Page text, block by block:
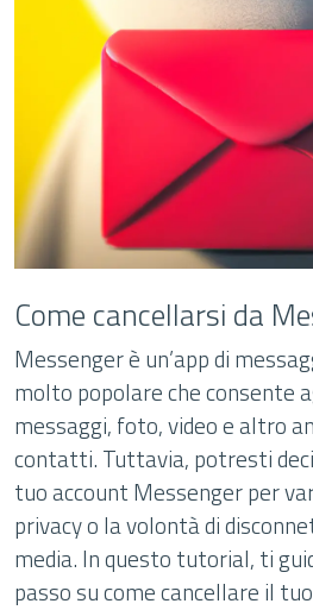
Come cancellarsi da
Messenger è un’app di
molto popolare che consente
messaggi, foto, video e altro
contatti. Tuttavia, potresti
tuo account Messenger per
privacy o la volontà di
media. In questo tutorial, ti
passo su come cancellare il